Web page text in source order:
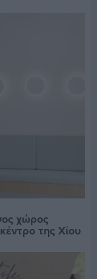
χώρος
της Χίου